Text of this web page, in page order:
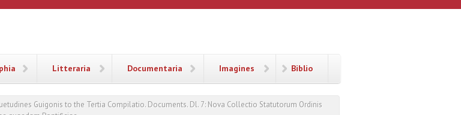
Litteraria Documentaria Imagines Biblio
Guigonis to the Tertia Compilatio. Documents. Dl. 7: Nova Collectio Statutorum Ordinis